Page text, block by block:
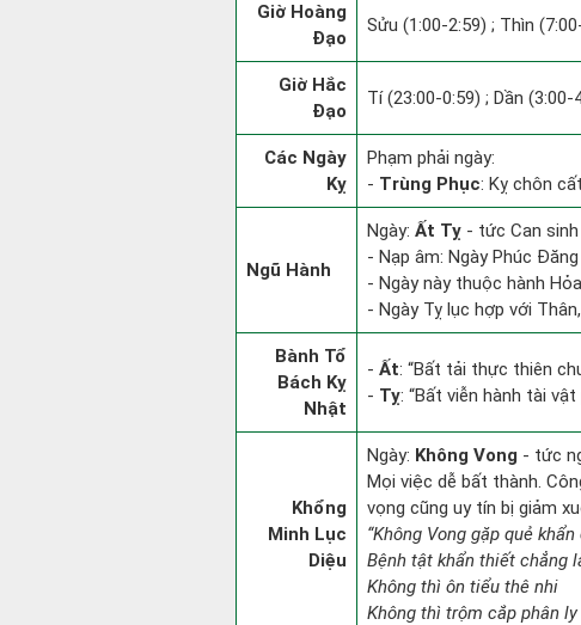
Giờ Hoàng
Đạo
Sửu (1:00-2:59) ; Thìn
Giờ Hắc
Đạo
Tí (23:00-0:59) ; Dần
Các Ngày
Kỵ
Phạm phải ngày:
- Trùng Phục: Kỵ chôn
Ngũ Hành
Ngày: Ất Tỵ - tức Can
- Nạp âm: Ngày Phúc
- Ngày này thuộc hành
- Ngày Tỵ lục hợp với
Bành Tổ
Bách Kỵ
Nhật
- Ất: “Bất tải thực thiên
- Tỵ: “Bất viễn hành tài
Khổng
Minh Lục
Diệu
Ngày: Không Vong - tức
Mọi việc dễ bất thành.
vọng cũng uy tín bị giảm
“Không Vong gặp quẻ khẩn
Bệnh tật khẩn thiết chẳng
Không thì ôn tiểu thê nhi
Không thì trộm cắp phân ly